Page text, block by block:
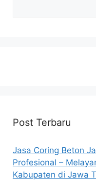
Post Terbaru
Jasa Coring Beton
Profesional –
Kabupaten di Jawa